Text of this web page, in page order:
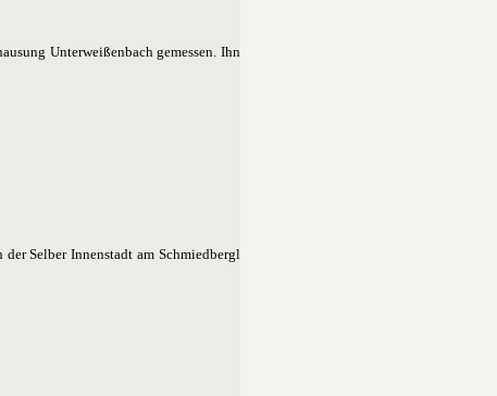
Unterweißenbach gemessen. Ihn
Selber Innenstadt am Schmiedbergl